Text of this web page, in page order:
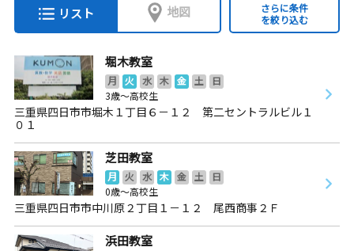
リスト 地図
さらに条件
を絞り込む
堀木教室
月 火 水 木 金 土
日
3歳～高校生
三重県四日市市堀木１丁目６－１２ 第二セントラルビル１
０１
芝田教室
月 火 水 木 金 土
日
0歳～高校生
三重県四日市市中川原２丁目１－１２ 尾西商事２Ｆ
浜田教室